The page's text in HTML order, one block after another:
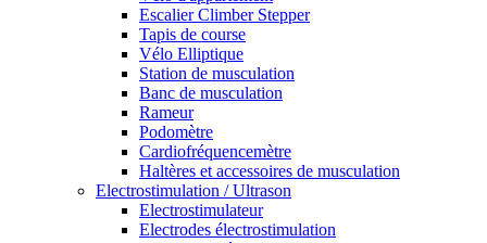
Escalier Climber Stepper
Tapis de course
Vélo Elliptique
Station de musculation
Banc de musculation
Rameur
Podomètre
Cardiofréquencemètre
Haltères et accessoires de musculation
Electrostimulation / Ultrason
Electrostimulateur
Electrodes électrostimulation